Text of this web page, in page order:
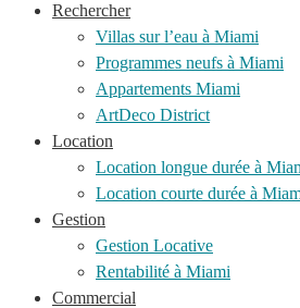
Rechercher
Villas sur l’eau à Miami
Programmes neufs à Miami
Appartements Miami
ArtDeco District
Location
Location longue durée à
Location courte durée à
Gestion
Gestion Locative
Rentabilité à Miami
Commercial